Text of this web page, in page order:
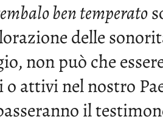
ben temperato
delle
non può che
o attivi nel nostro
il